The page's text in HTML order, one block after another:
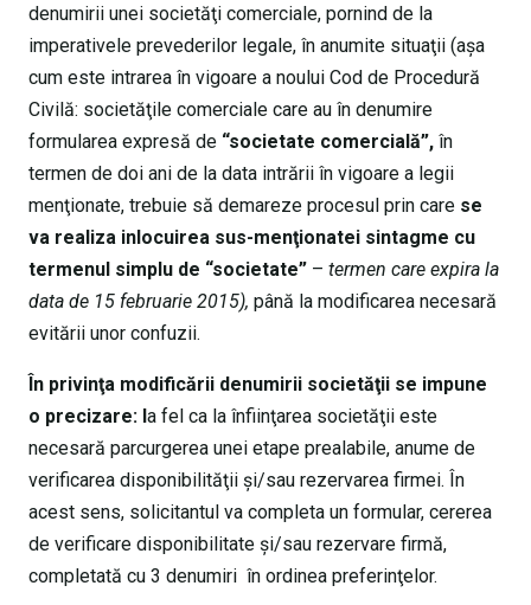
denumirii unei societăţi comerciale, pornind de la
imperativele prevederilor legale, în anumite situaţii (aşa
cum este intrarea în vigoare a noului Cod de Procedură
Civilă: societăţile comerciale care au în denumire
formularea expresă de “societate comercială”, în
termen de doi ani de la data intrării în vigoare a legii
menţionate, trebuie să demareze procesul prin care se
va realiza inlocuirea sus-menţionatei sintagme cu
termenul simplu de “societate” – termen care expira la
data de 15 februarie 2015), până la modificarea necesară
evitării unor confuzii.
În privinţa modificării denumirii societăţii se impune
o precizare: la fel ca la înfiinţarea societăţii este
necesară parcurgerea unei etape prealabile, anume de
verificarea disponibilităţii şi/sau rezervarea firmei. În
acest sens, solicitantul va completa un formular, cererea
de verificare disponibilitate şi/sau rezervare firmă,
completată cu 3 denumiri în ordinea preferinţelor.